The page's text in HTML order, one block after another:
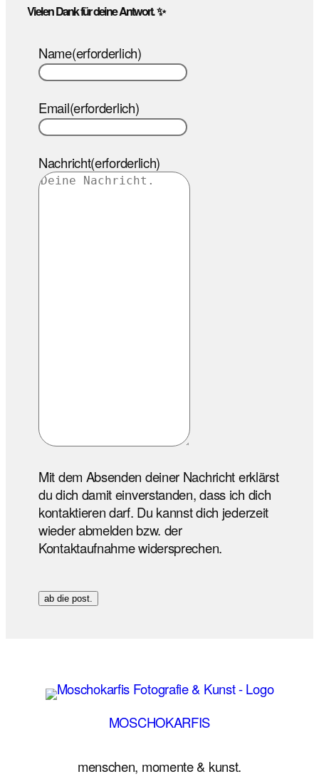
Vielen Dank für deine Antwort. ✨
Name(erforderlich)
Email(erforderlich)
Nachricht(erforderlich)
Mit dem Absenden deiner Nachricht erklärst
du dich damit einverstanden, dass ich dich
kontaktieren darf. Du kannst dich jederzeit
wieder abmelden bzw. der
Kontaktaufnahme widersprechen.
ab die post.
MOSCHOKARFIS
menschen, momente & kunst.